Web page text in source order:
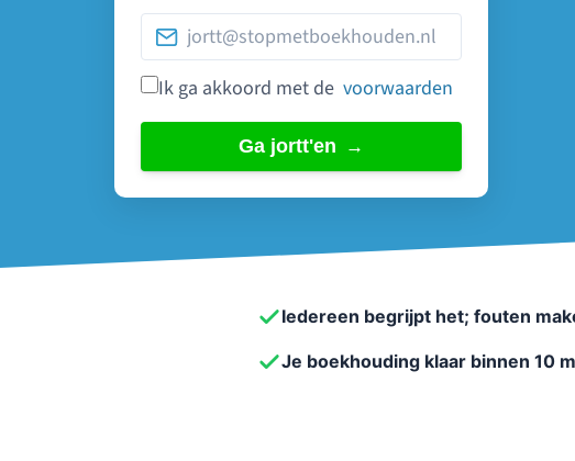
Ik ga akkoord met de voorwaarden
Ga jortt'en
Iedereen begrijpt het; fouten
Je boekhouding klaar binnen 10